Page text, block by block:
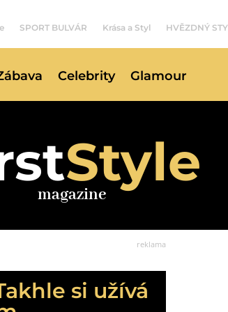
SPORT BULVÁR Krása a Styl HVĚZDNÝ
Celebrity Glamour
Style
magazine
reklama
si užívá